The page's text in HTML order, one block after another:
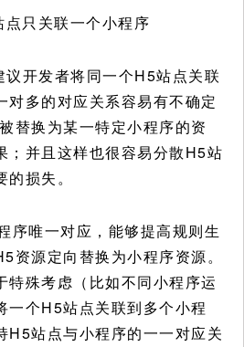
只关联一个小程序
开发者将同一个H5站点关联
对多的对应关系容易有不确定
替换为某一特定小程序的资
；并且这样也很容易分散H5站
损失。
序唯一对应，能够提高规则生
资源定向替换为小程序资源。
特殊考虑（比如不同小程序运
一个H5站点关联到多个小程
H5站点与小程序的一一对应关